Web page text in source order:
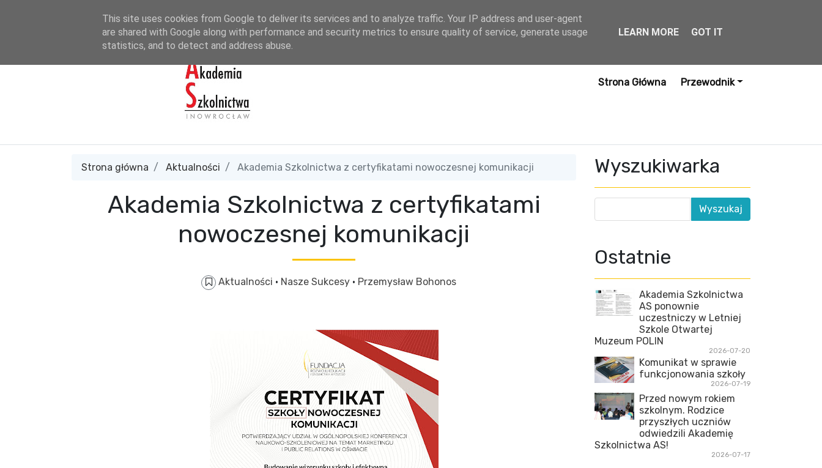
Strona Główna Przewodnik
Strona główna Aktualności Akademia Szkolnictwa z certyfikatami nowoczesnej komunikacji
Akademia Szkolnictwa z certyfikatami
nowoczesnej komunikacji
Aktualności · Nasze Sukcesy · Przemysław Bohonos
Wyszukiwarka
Ostatnie
Akademia Szkolnictwa
AS ponownie
uczestniczy w Letniej
Szkole Otwartej
Muzeum POLIN
2026-07-20
Komunikat w sprawie
funkcjonowania szkoły
2026-07-19
Przed nowym rokiem
szkolnym. Rodzice
przyszłych uczniów
odwiedzili Akademię
Szkolnictwa AS!
2026-07-17
This site uses cookies from Google to deliver its services and to analyze traffic. Your IP address and user-agent
are shared with Google along with performance and security metrics to ensure quality of service, generate usage
statistics, and to detect and address abuse.
LEARN MORE GOT IT